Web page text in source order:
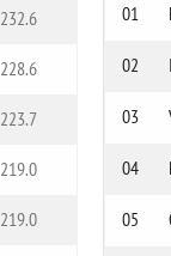
232.6
228.6
223.7
219.0
219.0
01
02
03
04
05